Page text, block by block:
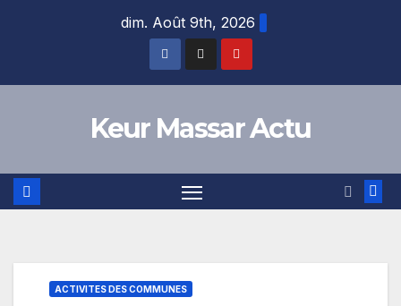
dim. Août 9th, 2026
Keur Massar Actu
ACTIVITES DES COMMUNES